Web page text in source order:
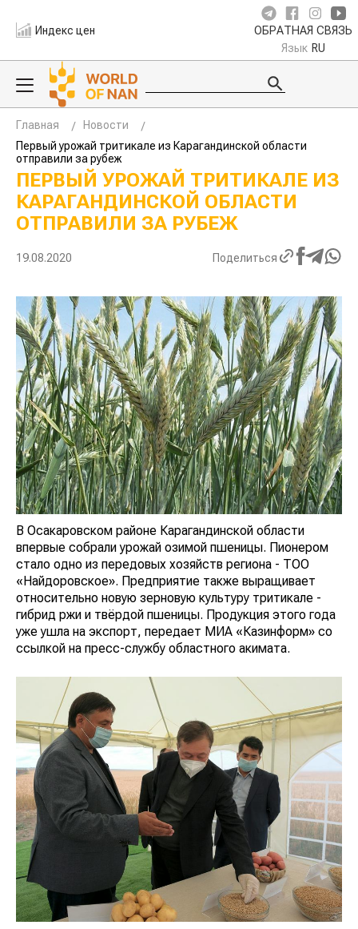
Индекс цен ОБРАТНАЯ СВЯЗЬ
Язык RU
Главная
Новости
Первый урожай тритикале из Карагандинской области
отправили за рубеж
ПЕРВЫЙ УРОЖАЙ ТРИТИКАЛЕ ИЗ
КАРАГАНДИНСКОЙ ОБЛАСТИ
ОТПРАВИЛИ ЗА РУБЕЖ
19.08.2020 Поделиться
В Осакаровском районе Карагандинской области
впервые собрали урожай озимой пшеницы. Пионером
стало одно из передовых хозяйств региона - ТОО
«Найдоровское». Предприятие также выращивает
относительно новую зерновую культуру тритикале -
гибрид ржи и твёрдой пшеницы. Продукция этого года
уже ушла на экспорт, передает МИА «Казинформ» со
ссылкой на пресс-службу областного акимата.